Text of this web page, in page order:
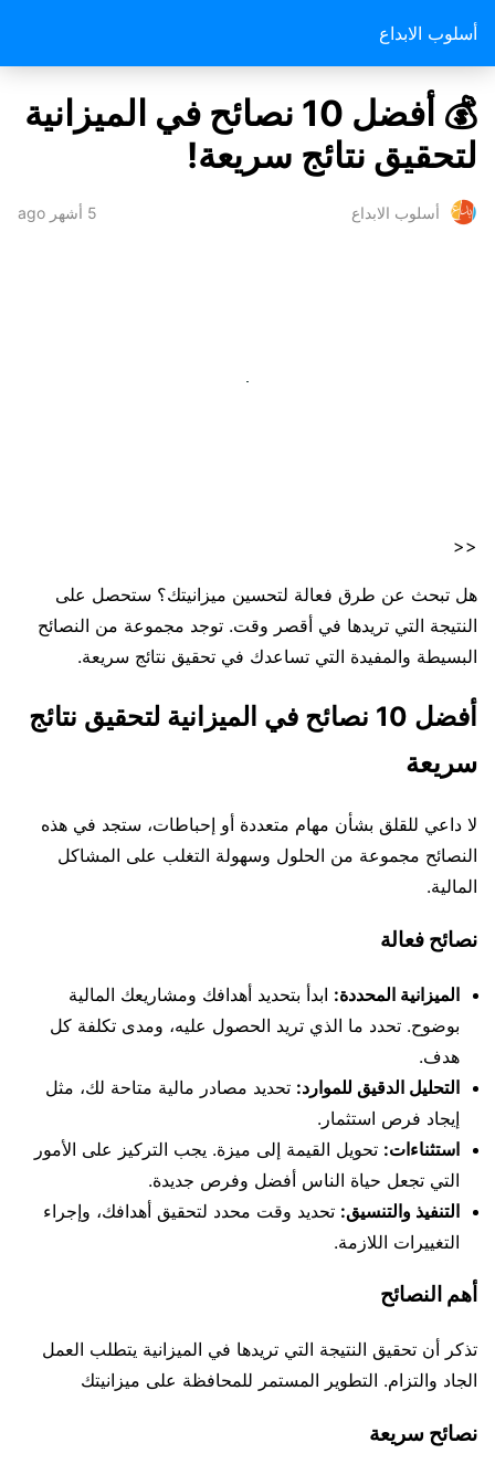
أسلوب الابداع
💰 أفضل 10 نصائح في الميزانية
لتحقيق نتائج سريعة!
أسلوب الابداع 5 أشهر ago
<<
هل تبحث عن طرق فعالة لتحسين ميزانيتك؟ ستحصل على
النتيجة التي تريدها في أقصر وقت. توجد مجموعة من النصائح
البسيطة والمفيدة التي تساعدك في تحقيق نتائج سريعة.
أفضل 10 نصائح في الميزانية لتحقيق نتائج
سريعة
لا داعي للقلق بشأن مهام متعددة أو إحباطات، ستجد في هذه
النصائح مجموعة من الحلول وسهولة التغلب على المشاكل
المالية.
نصائح فعالة
الميزانية المحددة: ابدأ بتحديد أهدافك ومشاريعك المالية
بوضوح. تحدد ما الذي تريد الحصول عليه، ومدى تكلفة كل
هدف.
التحليل الدقيق للموارد: تحديد مصادر مالية متاحة لك، مثل
إيجاد فرص استثمار.
استثناءات: تحويل القيمة إلى ميزة. يجب التركيز على الأمور
التي تجعل حياة الناس أفضل وفرص جديدة.
التنفيذ والتنسيق: تحديد وقت محدد لتحقيق أهدافك، وإجراء
التغييرات اللازمة.
أهم النصائح
تذكر أن تحقيق النتيجة التي تريدها في الميزانية يتطلب العمل
الجاد والتزام. التطوير المستمر للمحافظة على ميزانيتك
نصائح سريعة